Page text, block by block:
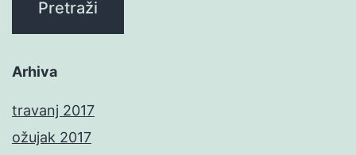
Arhiva
travanj 2017
ožujak 2017